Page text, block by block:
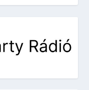
Vörösmarty Rádió